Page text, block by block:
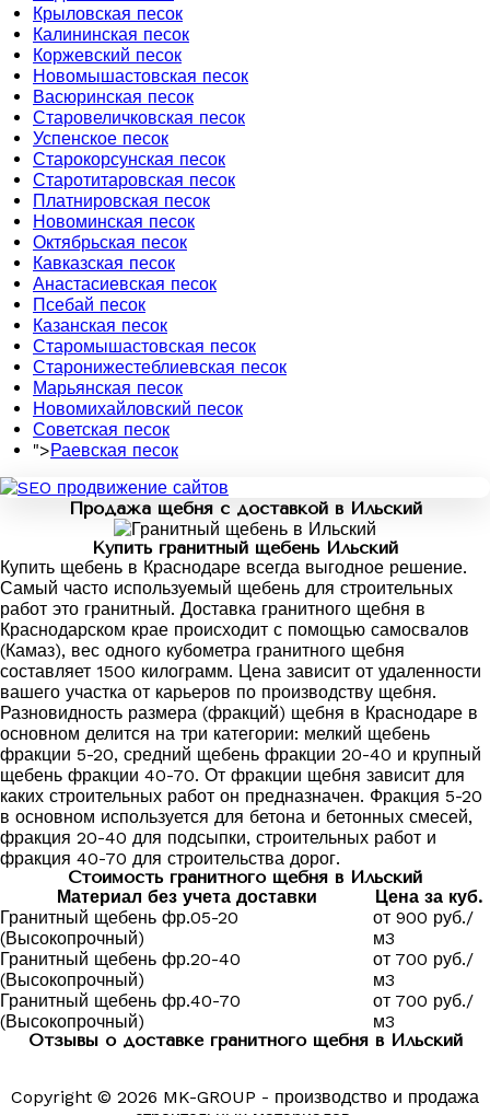
Крыловская песок
Калининская песок
Коржевский песок
Новомышастовская песок
Васюринская песок
Старовеличковская песок
Успенское песок
Старокорсунская песок
Старотитаровская песок
Платнировская песок
Новоминская песок
Октябрьская песок
Кавказская песок
Анастасиевская песок
Псебай песок
Казанская песок
Старомышастовская песок
Старонижестеблиевская песок
Марьянская песок
Новомихайловский песок
Советская песок
">Раевская песок
Продажа щебня с доставкой в Ильский
Купить гранитный щебень Ильский
Купить щебень в Краснодаре всегда выгодное решение.
Самый часто используемый щебень для строительных
работ это гранитный. Доставка гранитного щебня в
Краснодарском крае происходит с помощью самосвалов
(Камаз), вес одного кубометра гранитного щебня
составляет 1500 килограмм. Цена зависит от удаленности
вашего участка от карьеров по производству щебня.
Разновидность размера (фракций) щебня в Краснодаре в
основном делится на три категории: мелкий щебень
фракции 5-20, средний щебень фракции 20-40 и крупный
щебень фракции 40-70. От фракции щебня зависит для
каких строительных работ он предназначен. Фракция 5-20
в основном используется для бетона и бетонных смесей,
фракция 20-40 для подсыпки, строительных работ и
фракция 40-70 для строительства дорог.
Стоимость гранитного щебня в Ильский
Материал без учета доставки
Цена за куб.
Гранитный щебень фр.05-20
(Высокопрочный)
от 900 руб./
м3
Гранитный щебень фр.20-40
(Высокопрочный)
от 700 руб./
м3
Гранитный щебень фр.40-70
(Высокопрочный)
от 700 руб./
м3
Отзывы о доставке гранитного щебня в Ильский
Copyright © 2026 MK-GROUP - производство и продажа